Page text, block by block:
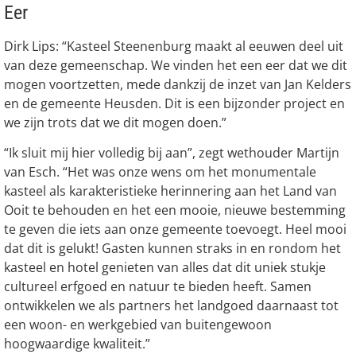
Eer
Dirk Lips: “Kasteel Steenenburg maakt al eeuwen deel uit
van deze gemeenschap. We vinden het een eer dat we dit
mogen voortzetten, mede dankzij de inzet van Jan Kelders
en de gemeente Heusden. Dit is een bijzonder project en
we zijn trots dat we dit mogen doen.”
“Ik sluit mij hier volledig bij aan”, zegt wethouder Martijn
van Esch. “Het was onze wens om het monumentale
kasteel als karakteristieke herinnering aan het Land van
Ooit te behouden en het een mooie, nieuwe bestemming
te geven die iets aan onze gemeente toevoegt. Heel mooi
dat dit is gelukt! Gasten kunnen straks in en rondom het
kasteel en hotel genieten van alles dat dit uniek stukje
cultureel erfgoed en natuur te bieden heeft. Samen
ontwikkelen we als partners het landgoed daarnaast tot
een woon- en werkgebied van buitengewoon
hoogwaardige kwaliteit.”